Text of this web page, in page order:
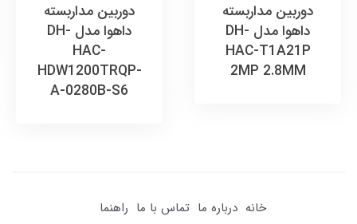
دوربین مداربسته
داهوا مدل DH-
HAC-T1A21P
2MP 2.8MM
دوربین مداربسته
داهوا مدل DH-
HAC-
HDW1200TRQP-
A-0280B-S6
خانه درباره ما تماس با ما راهنما